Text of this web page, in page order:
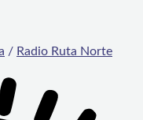
/ Radio Ruta Norte